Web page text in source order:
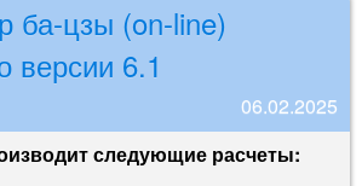
ба-цзы (on-line)
версии 6.1
06.02.2025
следующие расчеты: